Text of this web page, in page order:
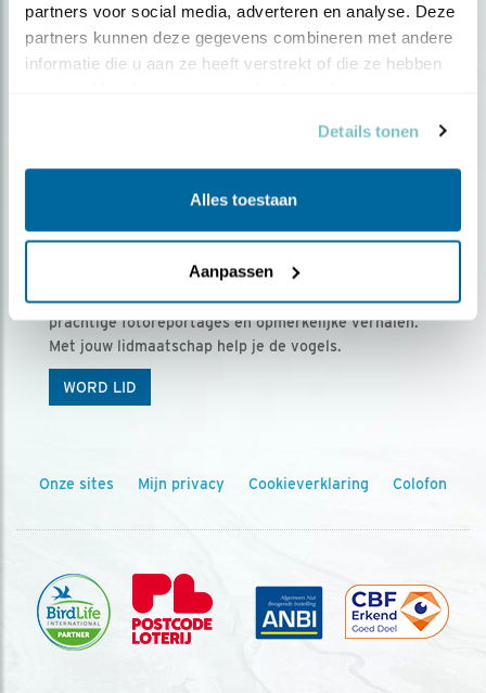
partners voor social media, adverteren en analyse. Deze
partners kunnen deze gegevens combineren met andere
informatie die u aan ze heeft verstrekt of die ze hebben
Details tonen
Alles toestaan
Aanpassen
Ontvang 5 x Vogels voor € 36,00 per jaar
Vogels is het tijdschrift voor onze leden, met
prachtige fotoreportages en opmerkelijke verhalen.
Met jouw lidmaatschap help je de vogels.
WORD LID
Onze sites Mijn privacy Cookieverklaring Colofon